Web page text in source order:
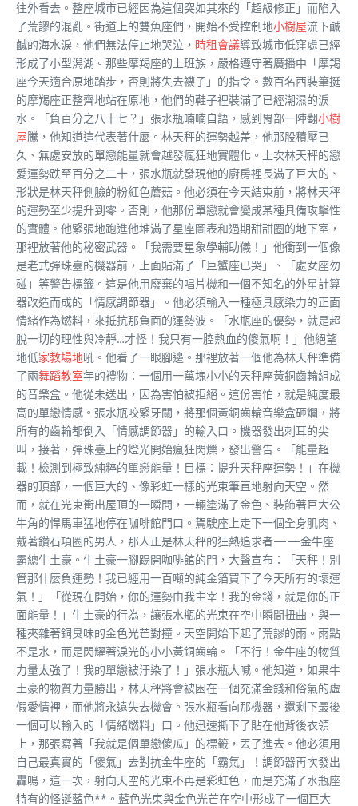
往外看去。整座城市已經因為這個突如其來的「超級修正」而陷入
了荒謬的混亂。街道上的雙魚座們，開始不受控制地小樹屋流下鹹
鹹的海水淚，他們無法停止地哭泣， 時租會議導致城市低窪處已經
形成了小型潟湖。那些摩羯座的上班族，嚴格遵守著廣播中「摩羯
座今天適合原地踏步，否則將失去襪子」的指令。數百名西裝筆挺
的摩羯座正整齊地站在原地，他們的鞋子裡裝滿了已經潮濕的淚
水。「負百分之八十七？」張水瓶喃喃自語，感到胃部一陣翻小樹
屋騰，他知道這代表著什麼。林天秤的運勢越差，他那股積壓已
久、無處安放的單戀能量就會越發瘋狂地實體化。上次林天秤的戀
愛運勢跌至百分之二十，張水瓶就發現他的廚房裡長滿了巨大的、
形狀是林天秤側臉的粉紅色蘑菇。他必須在今天結束前，將林天秤
的運勢至少提升到零。否則，他那份單戀就會變成某種具備攻擊性
的實體。他緊張地跑進他堆滿了星座圖表和過期甜甜圈的地下室，
那裡放著他的秘密武器。「我需要星象學輔助儀！」他衝到一個像
是老式彈珠臺的機器前，上面貼滿了「巨蟹座已哭」、「處女座勿
碰」等警告標籤。這是他用廢棄的唱片機和一個不知名的外星計算
器改造而成的「情感調節器」。他必須輸入一種極具感染力的正面
情緒作為燃料，來抵抗那負面的運勢波。「水瓶座的優勢，就是超
脫一切的理性與冷靜…才怪！我只有一腔熱血的傻氣啊！」他絕望
地低家教場地吼。他看了一眼腳邊。那裡放著一個他為林天秤準備
了兩舞蹈教室年的禮物：一個用一萬塊小小的天秤座黃銅齒輪組成
的音樂盒。他從未送出，因為害怕被拒絕。這份害怕，就是純度最
高的單戀情感。張水瓶咬緊牙關，將那個黃銅齒輪音樂盒砸爛，將
所有的齒輪都倒入「情感調節器」的輸入口。機器發出刺耳的尖
叫，接著，彈珠臺上的燈光開始瘋狂閃爍，發出警告。「能量超
載！檢測到極致純粹的單戀能量！目標：提升天秤座運勢！」在機
器的頂部，一個巨大的、像彩虹一樣的光束筆直地射向天空。然
而，就在光束衝出屋頂的一瞬間，一輛塗滿了金色、裝飾著巨大公
牛角的悍馬車猛地停在咖啡館門口。駕駛座上走下一個全身肌肉、
戴著鑽石項圈的男人，那人正是林天秤的狂熱追求者——金牛座
霸總牛土豪。牛土豪一腳踢開咖啡館的門，大聲宣布：「天秤！別
管那什麼負運勢！我已經用一百噸的純金箔買下了今天所有的壞運
氣！」「從現在開始，你的運勢由我主宰！我的金錢，就是你的正
面能量！」牛土豪的行為，讓張水瓶的光束在空中瞬間扭曲，與一
種夾雜著銅臭味的金色光芒對撞。天空開始下起了荒謬的雨。雨點
不是水，而是閃耀著淚光的小小黃銅齒輪。「不行！金牛座的物質
力量太強了！我的單戀被汙染了！」張水瓶大喊。他知道，如果牛
土豪的物質力量勝出，林天秤將會被困在一個充滿金錢和俗氣的虛
假愛情裡，而他將永遠失去機會。張水瓶看向那機器，還剩下最後
一個可以輸入的「情緒燃料」口。他迅速撕下了貼在他背後衣領
上，那張寫著「我就是個單戀傻瓜」的標籤，丟了進去。他必須用
自己最真實的「傻氣」去對抗金牛座的「霸氣」！調節器再次發出
轟鳴，這一次，射向天空的光束不再是彩虹色，而是充滿了水瓶座
特有的怪誕藍色**。藍色光束與金色光芒在空中形成了一個巨大